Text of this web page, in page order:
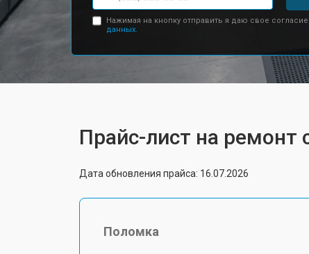
Нажимая на кнопку отправить я даю свое
данных.
Прайс-лист на ремонт
Дата обновления прайса: 16.07.2026
Поломка